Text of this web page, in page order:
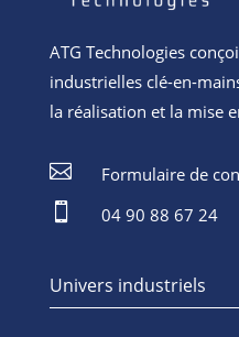
ATG Technologies
industrielles clé-en-
la réalisation et la mise

Formulaire de

04 90 88 67 24
Univers industriels